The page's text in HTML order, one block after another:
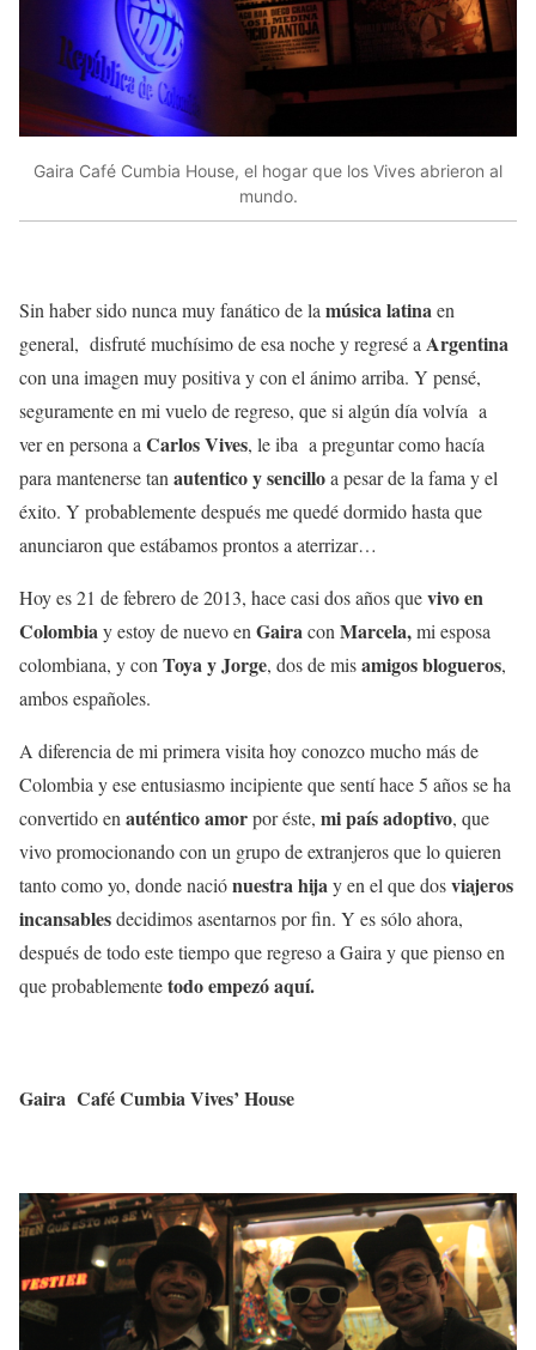
Gaira Café Cumbia House, el hogar que los Vives abrieron al
mundo.
Sin haber sido nunca muy fanático de lamúsica latinaen
general, disfruté muchísimo de esa noche y regresé aArgentina
con una imagen muy positiva y con el ánimo arriba. Y pensé,
seguramente en mi vuelo de regreso, que si algún día volvía a
ver en persona aCarlos Vives, le iba a preguntar como hacía
para mantenerse tanautentico y sencilloa pesar de la fama y el
éxito. Y probablemente después me quedé dormido hasta que
anunciaron que estábamos prontos a aterrizar…
Hoy es 21 de febrero de 2013, hace casi dos años quevivo en
Colombiay estoy de nuevo enGairaconMarcela,mi esposa
colombiana, y conToya y Jorge, dos de misamigos blogueros,
ambos españoles.
A diferencia de mi primera visita hoy conozco mucho más de
Colombia y ese entusiasmo incipiente que sentí hace 5 años se ha
convertido enauténtico amorpor éste, mi país adoptivo, que
vivo promocionando con un grupo de extranjeros que lo quieren
tanto como yo, donde naciónuestra hijay en el que dosviajeros
incansablesdecidimos asentarnos por fin. Y es sólo ahora,
después de todo este tiempo que regreso a Gaira y que pienso en
que probablementetodo empezó aquí.
Gaira Café Cumbia Vives’ House